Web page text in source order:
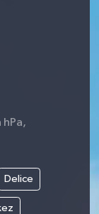
hPa,
Delice